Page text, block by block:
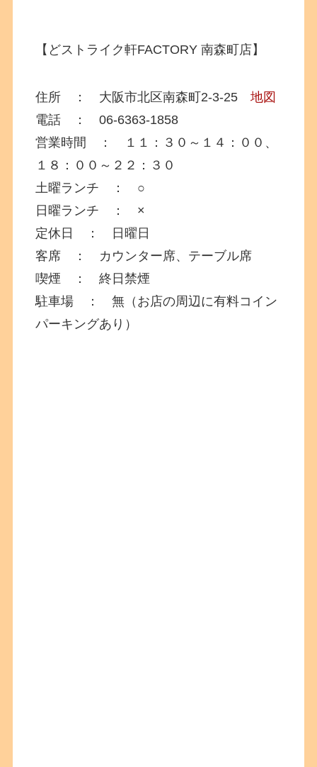
【どストライク軒FACTORY 南森町店】
住所 ： 大阪市北区南森町2-3-25地図
電話 ： 06-6363-1858
営業時間 ： １１：３０～１４：００、
１８：００～２２：３０
土曜ランチ ： ○
日曜ランチ ： ×
定休日 ： 日曜日
客席 ： カウンター席、テーブル席
喫煙 ： 終日禁煙
駐車場 ： 無（お店の周辺に有料コイン
パーキングあり）